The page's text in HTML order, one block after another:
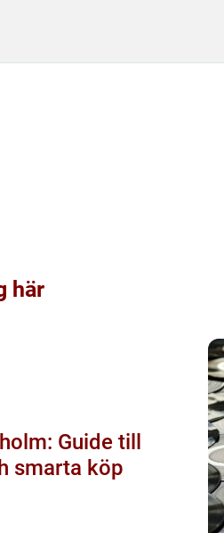
här
Guide till
smarta köp